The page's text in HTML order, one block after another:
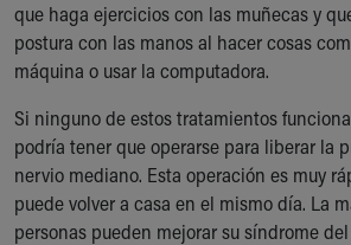
que haga ejercicios con las muñecas y
postura con las manos al hacer cosas
máquina o usar la computadora.
Si ninguno de estos tratamientos
podría tener que operarse para liberar la
nervio mediano. Esta operación es muy
puede volver a casa en el mismo día. La
personas pueden mejorar su síndrome